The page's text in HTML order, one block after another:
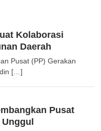
Kolaborasi
Daerah
Pusat (PP) Gerakan
[…]
Pusat